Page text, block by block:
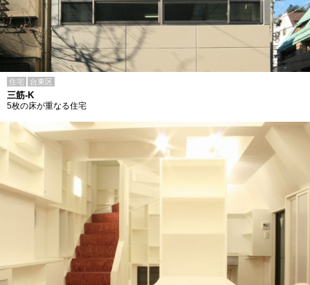
住宅 台東区
三筋-K
5枚の床が重なる住宅